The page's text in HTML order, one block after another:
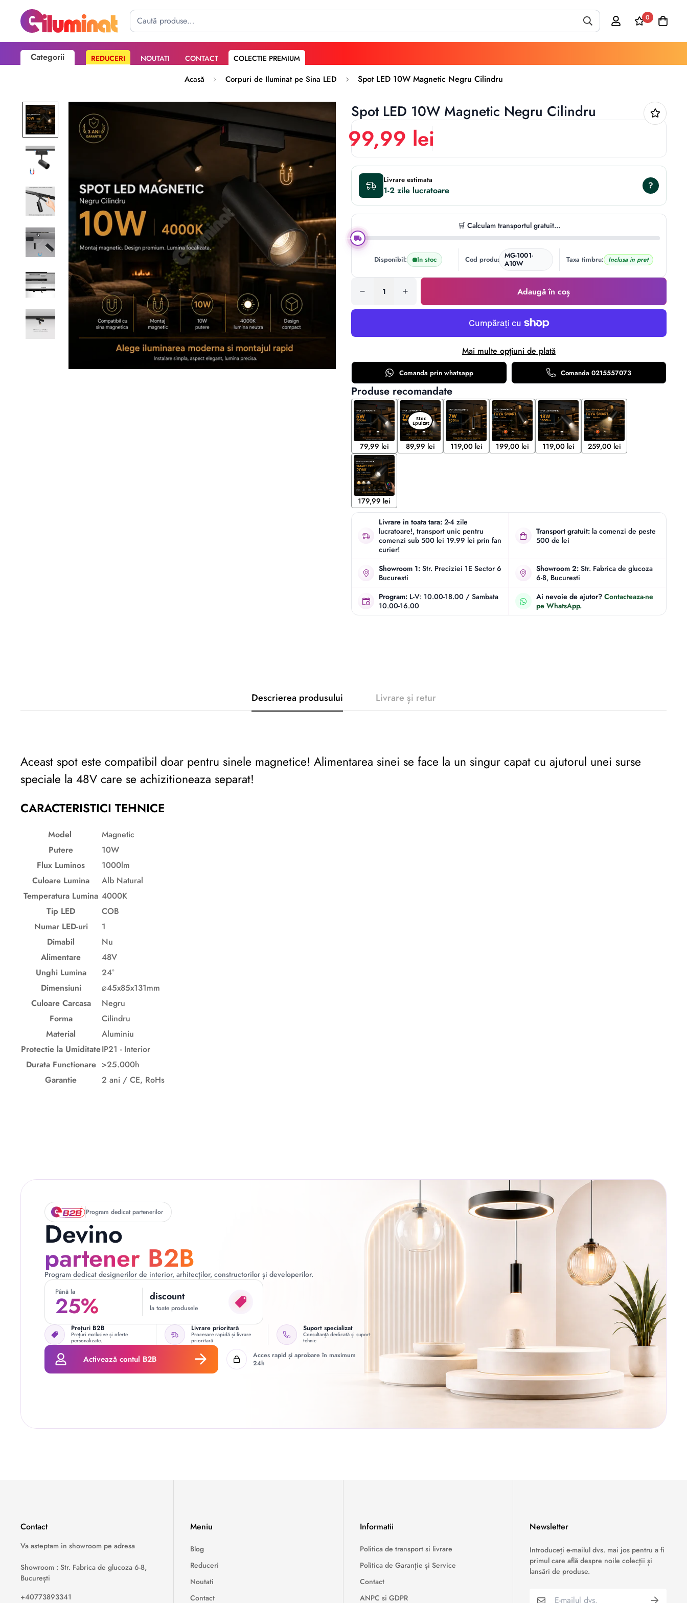
0
Categorii REDUCERI NOUTATI CONTACT COLECTIE PREMIUM
Acasă Corpuri de Iluminat pe Sina LED Spot LED 10W Magnetic Negru Cilindru
Spot LED 10W Magnetic Negru Cilindru
99,99 lei
Livrare estimata
1-2 zile ?
🛒 Calculam transportul gratuit...
Disponibil: In stoc Cod produs: MG-1001-
A10W
Taxa timbru: Inclusa in pret
Adaugă în coș
Mai multe opțiuni de plată
Comanda prin whatsapp Comanda 0215557073
Produse recomandate
79,99 lei 89,99 lei 119,00 lei 199,00 lei 119,00 lei 259,00 lei
179,99 lei
Livrare in toata tara: 2-4 zile
lucratoare!, transport unic pentru
comenzi sub 500 lei 19.99 lei prin fan
curier!
Transport gratuit: la comenzi de peste
500 de lei
Showroom 1: Str. Preciziei 1E Sector 6
Bucuresti
Showroom 2: Str. Fabrica de glucoza
6-8, Bucuresti
Program: L-V: 10.00-18.00 / Sambata
10.00-16.00
Ai nevoie de ajutor? Contacteaza-ne
pe WhatsApp.
Descrierea produsului Livrare și retur
Aceast spot este compatibil doar pentru sinele magnetice! Alimentarea sinei se face la un singur capat cu ajutorul unei surse
speciale la 48V care se achizitioneaza separat!
CARACTERISTICI TEHNICE
Model
Magnetic
Putere
10W
Flux Luminos
1000lm
Culoare Lumina
Alb Natural
Temperatura Lumina 4000K
Tip LED
COB
Numar LED-uri
1
Dimabil
Nu
Alimentare
48V
Unghi Lumina
24°
Dimensiuni
⌀45x85x131mm
Culoare Carcasa
Negru
Forma
Cilindru
Material
Aluminiu
Protectie la UmiditateIP21 - Interior
Durata Functionare >25.000h
Garantie
2 ani / CE, RoHs
Program dedicat partenerilor
Devino
partener B2B
Program dedicat designerilor de interior, arhitecților, constructorilor și developerilor.
Până la
25% discount
la toate produsele
Prețuri B2B
Prețuri exclusive și oferte
personalizate.
Livrare prioritară
Procesare rapidă și livrare
prioritară
Suport specializat
Consultanță dedicată și suport
tehnic
Activează contul B2B
Acces rapid și aprobare în maximum
24h
Contact
Va asteptam in showroom pe adresa
Showroom : Str. Fabrica de glucoza 6-8,
București
+40773893341
Meniu
Blog
Reduceri
Noutati
Contact
Informatii
Politica de transport si livrare
Politica de Garanție și Service
Contact
ANPC si GDPR
Newsletter
Introduceți e-mailul dvs. mai jos pentru a fi
primul care află despre noile colecții și
lansări de produse.
Formular retur
Semnaleaza o problema